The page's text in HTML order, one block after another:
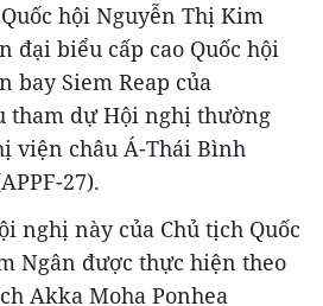
hội Nguyễn Thị Kim
đại biểu cấp cao Quốc hội
bay Siem Reap của
tham dự Hội nghị thường
viện châu Á-Thái Bình
27).
nghị này của Chủ tịch Quốc
Ngân được thực hiện theo
Akka Moha Ponhea